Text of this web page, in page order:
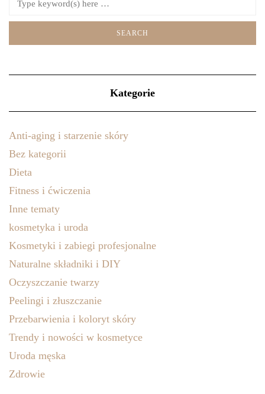
Kategorie
Anti-aging i starzenie skóry
Bez kategorii
Dieta
Fitness i ćwiczenia
Inne tematy
kosmetyka i uroda
Kosmetyki i zabiegi profesjonalne
Naturalne składniki i DIY
Oczyszczanie twarzy
Peelingi i złuszczanie
Przebarwienia i koloryt skóry
Trendy i nowości w kosmetyce
Uroda męska
Zdrowie